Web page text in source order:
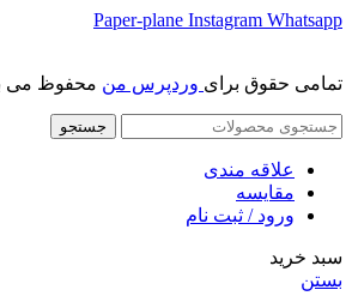
Paper-plane Instagram Whatsapp
تمامی حقوق برای وردپرس من محفوظ می
جستجو
علاقه مندی
مقایسه
ورود / ثبت نام
سبد خرید
بستن